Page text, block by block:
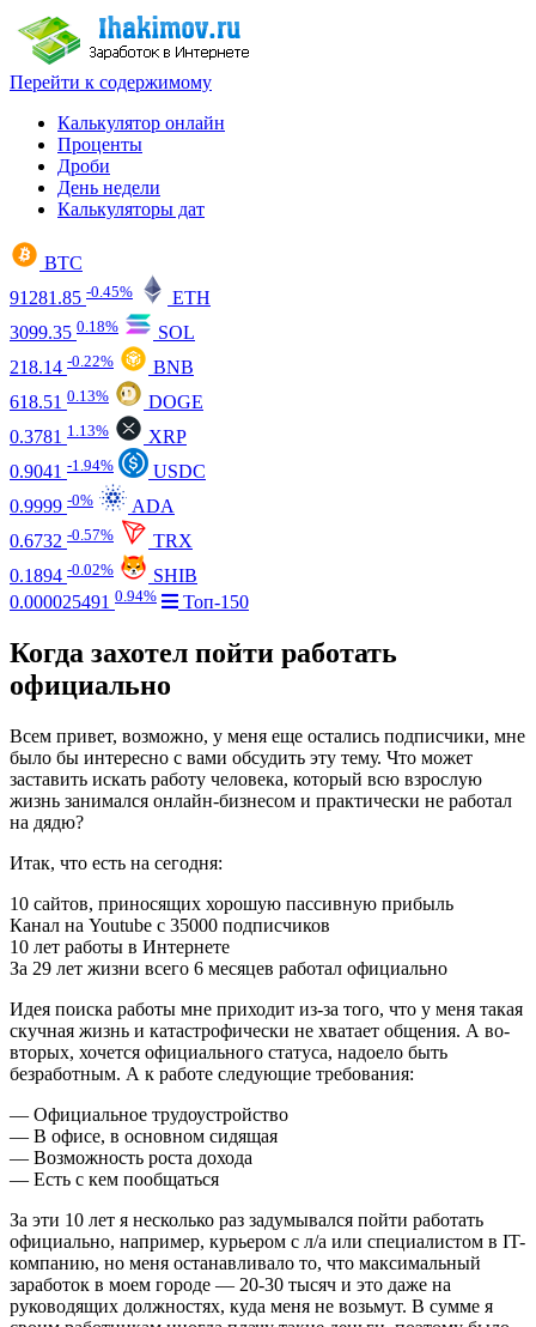
Перейти к содержимому
Калькулятор онлайн
Проценты
Дроби
День недели
Калькуляторы дат
BTC
91281.85 -0.45%
ETH
3099.35 0.18%
SOL
218.14 -0.22%
BNB
618.51 0.13%
DOGE
0.3781 1.13%
XRP
0.9041 -1.94%
USDC
0.9999 -0%
ADA
0.6732 -0.57%
TRX
0.1894 -0.02%
SHIB
0.000025491 0.94% Топ-150
Когда захотел пойти работать
официально
Всем привет, возможно, у меня еще остались подписчики, мне
было бы интересно с вами обсудить эту тему. Что может
заставить искать работу человека, который всю взрослую
жизнь занимался онлайн-бизнесом и практически не работал
на дядю?
Итак, что есть на сегодня:
10 сайтов, приносящих хорошую пассивную прибыль
Канал на Youtube с 35000 подписчиков
10 лет работы в Интернете
За 29 лет жизни всего 6 месяцев работал официально
Идея поиска работы мне приходит из-за того, что у меня такая
скучная жизнь и катастрофически не хватает общения. А во-
вторых, хочется официального статуса, надоело быть
безработным. А к работе следующие требования:
— Официальное трудоустройство
— В офисе, в основном сидящая
— Возможность роста дохода
— Есть с кем пообщаться
За эти 10 лет я несколько раз задумывался пойти работать
официально, например, курьером с л/а или специалистом в IT-
компанию, но меня останавливало то, что максимальный
заработок в моем городе — 20-30 тысяч и это даже на
руководящих должностях, куда меня не возьмут. В сумме я